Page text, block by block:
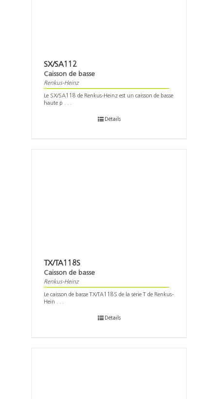
SX/SA112
Caisson de basse
Renkus-Heinz
Le SX/SA118 de Renkus-Heinz est un caisson de basse
haute p . . .
Détails
TX/TA118S
Caisson de basse
Renkus-Heinz
Le caisson de basse TX/TA118S de la série T de Renkus-
Hein . . .
Détails